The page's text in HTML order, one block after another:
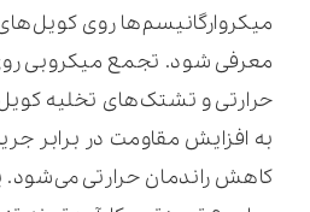
میکروارگانیسم‌ها روی کویل‌های
معرفی شود. تجمع میکروبی
حرارتی و تشتک‌های تخلیه
به افزایش مقاومت در برابر
کاهش راندمان حرارتی